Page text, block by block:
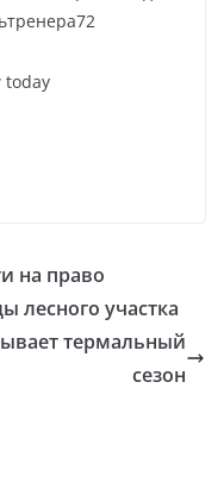
today
на право
лесного участка
термальный
сезон